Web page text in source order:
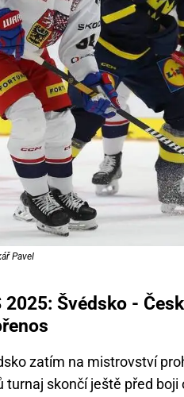
Pavel
2025: Švédsko -
zatím na mistrovství
turnaj skončí ještě před